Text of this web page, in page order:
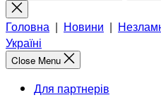
for:
Close
search
Головна | Новини |
Україні
Close Menu
Для партнерів